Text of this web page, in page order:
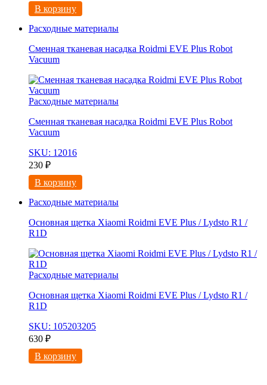
В корзину
Расходные материалы
Сменная тканевая насадка Roidmi EVE Plus Robot
Vacuum
Расходные материалы
Сменная тканевая насадка Roidmi EVE Plus Robot
Vacuum
SKU: 12016
230 ₽
В корзину
Расходные материалы
Основная щетка Xiaomi Roidmi EVE Plus / Lydsto R1 /
R1D
Расходные материалы
Основная щетка Xiaomi Roidmi EVE Plus / Lydsto R1 /
R1D
SKU: 105203205
630 ₽
В корзину